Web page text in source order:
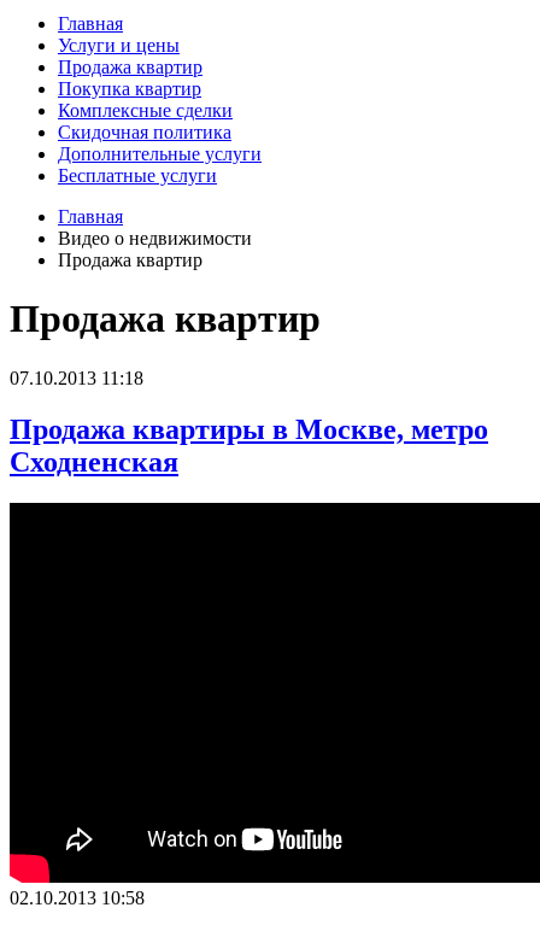
Главная
Услуги и цены
Продажа квартир
Покупка квартир
Комплексные сделки
Скидочная политика
Дополнительные услуги
Бесплатные услуги
Главная
Видео о недвижимости
Продажа квартир
Продажа квартир
07.10.2013 11:18
Продажа квартиры в Москве, метро
Сходненская
02.10.2013 10:58